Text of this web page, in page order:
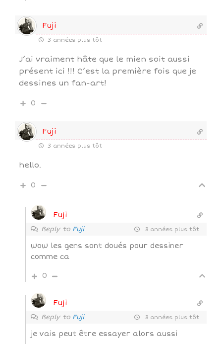
Fuji
3 années plus tôt
J’ai vraiment hâte que le mien soit aussi
présent ici !!! C’est la première fois que je
dessines un fan-art!
0
Fuji
3 années plus tôt
hello.
0
Fuji
Reply to Fuji 3 années plus tôt
wow les gens sont doués pour dessiner
comme ca
0
Fuji
Reply to Fuji 3 années plus tôt
je vais peut être essayer alors aussi